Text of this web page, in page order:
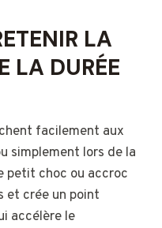
LA
LA DURÉE
facilement aux
simplement lors de la
petit choc ou accroc
et crée un point
accélère le